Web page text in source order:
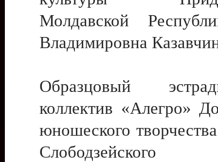
Молдавской
Владимировна
Образцовый
коллектив «Алегро»
юношеского